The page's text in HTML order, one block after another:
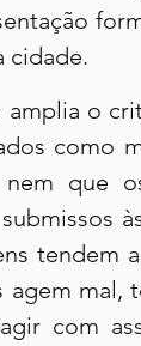
cidade.
o
como
que
tendem
agem mal,
com